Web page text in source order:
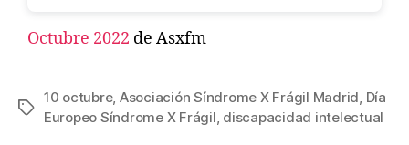
Octubre 2022 de Asxfm
10 octubre, Asociación Síndrome X Frágil Madrid, Día
Europeo Síndrome X Frágil, discapacidad intelectual